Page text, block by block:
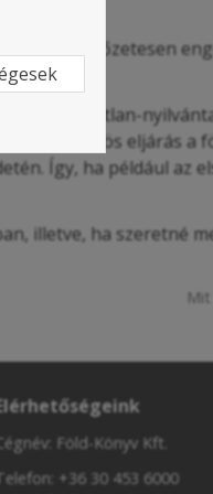
előzetesen
be az ingatlan-
kétkörös eljárás a
Így, ha például az
illetve, ha szeretné
Föld-Könyv Kft.
+36 30 453 6000